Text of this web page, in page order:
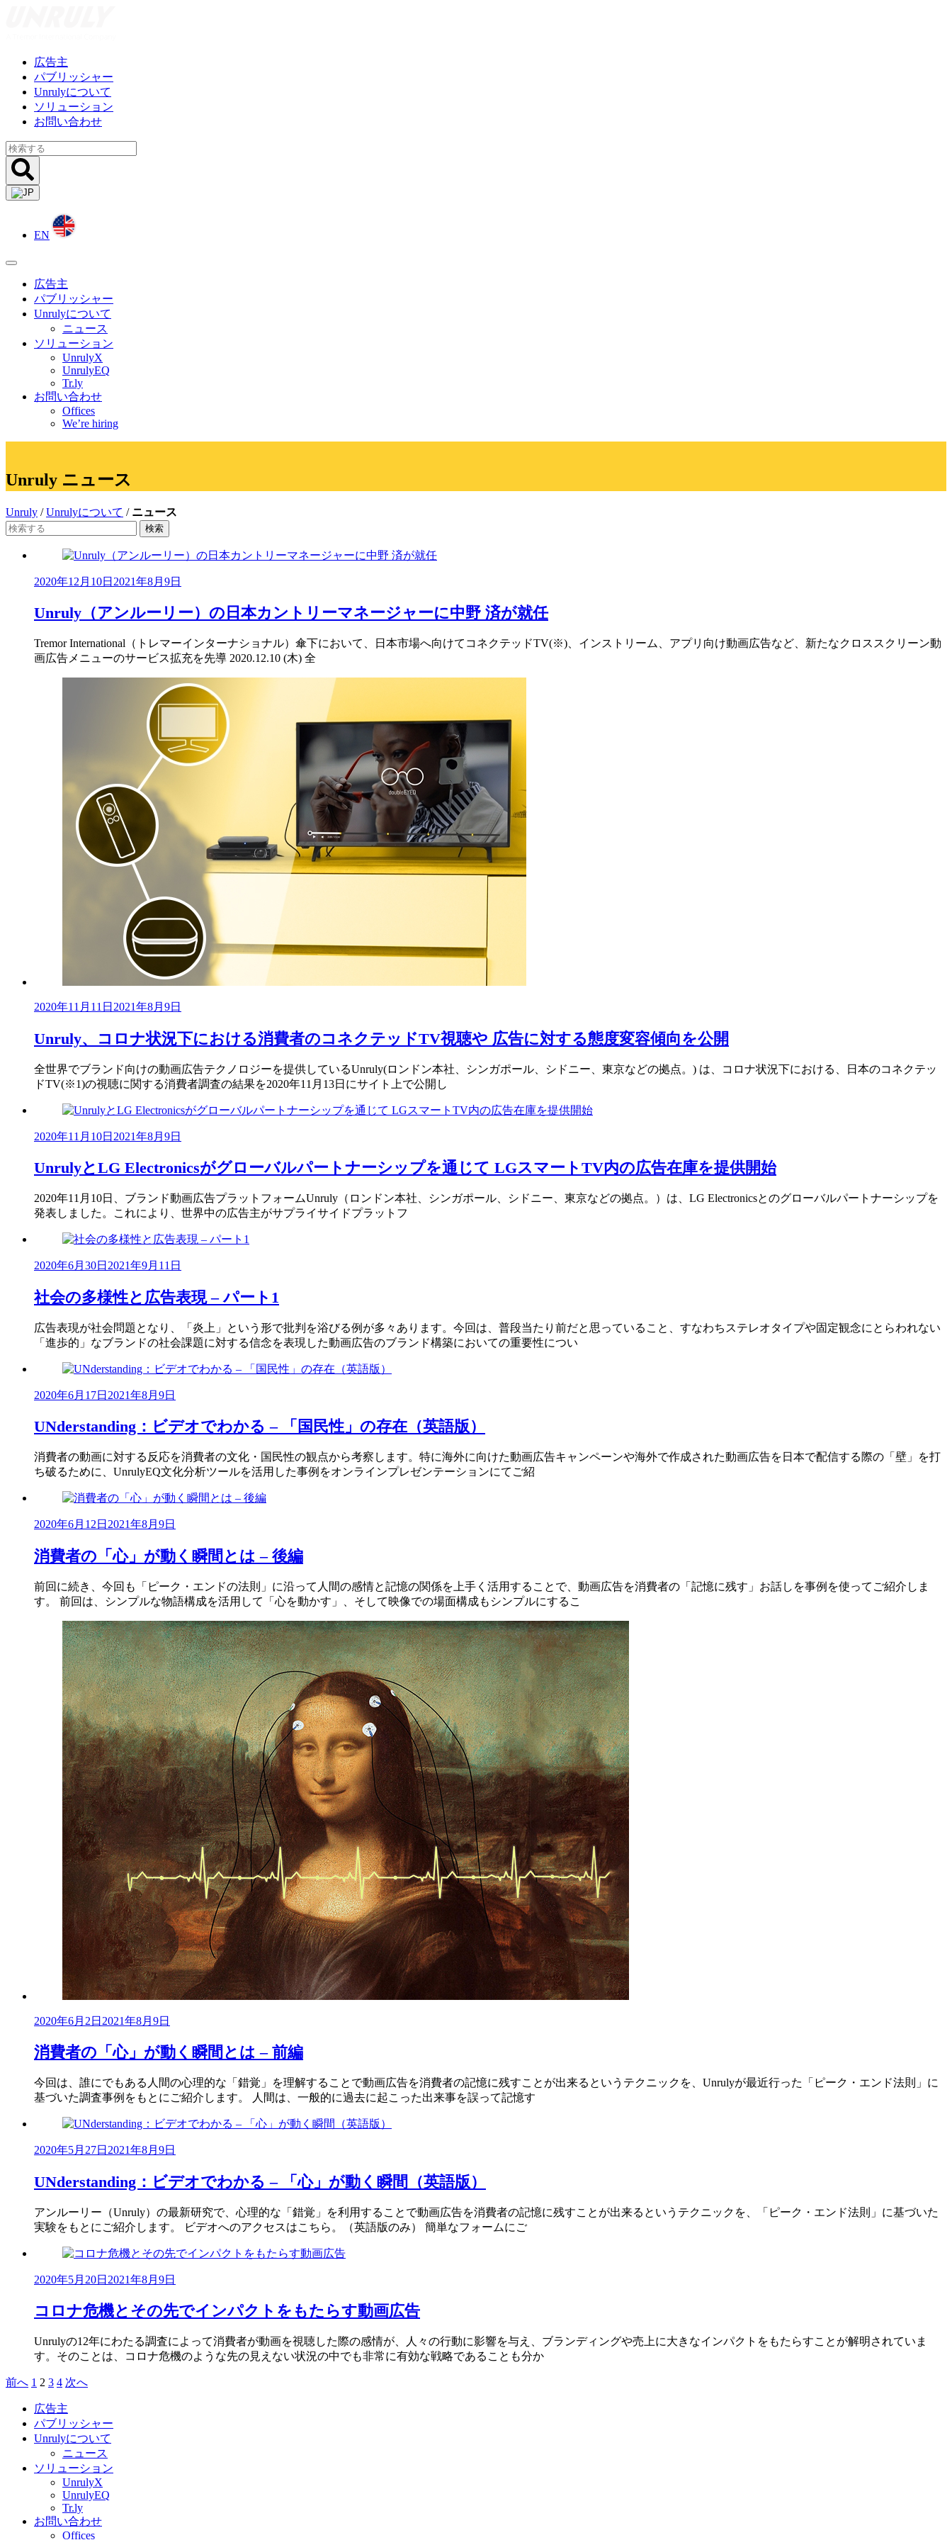
広告主
パブリッシャー
Unrulyについて
ソリューション
お問い合わせ
EN
広告主
パブリッシャー
Unrulyについて
ニュース
ソリューション
UnrulyX
UnrulyEQ
Tr.ly
お問い合わせ
Offices
We’re hiring
Unruly ニュース
Unruly /Unrulyについて / ニュース
検
2020年12月10日 2021年8月9日
Unruly（アンルーリー）の日本カントリーマネージャーに中野 済が就任
Tremor International（トレマーインターナショナル）傘下において、日本市場へ向けてコネクテッドTV(※)、インストリーム、アプリ向け動画広告など、新たなクロススクリーン動
画広告メニューのサービス拡充を先導 2020.12.10 (木) 全
2020年11月11日 2021年8月9日
Unruly、コロナ状況下における消費者のコネクテッドTV視聴や 広告に対する態度変容傾向を公開
全世界でブランド向けの動画広告テクノロジーを提供しているUnruly(ロンドン本社、シンガポール、シドニー、東京などの拠点。) は、コロナ状況下における、日本のコネクテッ
ドTV(※1)の視聴に関する消費者調査の結果を2020年11月13日にサイト上で公開し
2020年11月10日 2021年8月9日
UnrulyとLG Electronicsがグローバルパートナーシップを通じて LGスマートTV内の広告在庫を提供開始
2020年11月10日、ブランド動画広告プラットフォームUnruly（ロンドン本社、シンガポール、シドニー、東京などの拠点。）は、LG Electronicsとのグローバルパートナーシップを
発表しました。これにより、世界中の広告主がサプライサイドプラットフ
2020年6月30日 2021年9月11日
社会の多様性と広告表現 – パート1
広告表現が社会問題となり、「炎上」という形で批判を浴びる例が多々あります。今回は、普段当たり前だと思っていること、すなわちステレオタイプや固定観念にとらわれない
「進歩的」なブランドの社会課題に対する信念を表現した動画広告のブランド構築においての重要性につい
2020年6月17日 2021年8月9日
UNderstanding：ビデオでわかる – 「国民性」の存在（英語版）
消費者の動画に対する反応を消費者の文化・国民性の観点から考察します。特に海外に向けた動画広告キャンペーンや海外で作成された動画広告を日本で配信する際の「壁」を打
ち破るために、UnrulyEQ文化分析ツールを活用した事例をオンラインプレゼンテーションにてご紹
2020年6月12日 2021年8月9日
消費者の「心」が動く瞬間とは – 後編
前回に続き、今回も「ピーク・エンドの法則」に沿って人間の感情と記憶の関係を上手く活用することで、動画広告を消費者の「記憶に残す」お話しを事例を使ってご紹介しま
す。 前回は、シンプルな物語構成を活用して「心を動かす」、そして映像での場面構成もシンプルにするこ
2020年6月2日 2021年8月9日
消費者の「心」が動く瞬間とは – 前編
今回は、誰にでもある人間の心理的な「錯覚」を理解することで動画広告を消費者の記憶に残すことが出来るというテクニックを、Unrulyが最近行った「ピーク・エンド法則」に
基づいた調査事例をもとにご紹介します。 人間は、一般的に過去に起こった出来事を誤って記憶す
2020年5月27日 2021年8月9日
UNderstanding：ビデオでわかる – 「心」が動く瞬間（英語版）
アンルーリー（Unruly）の最新研究で、心理的な「錯覚」を利用することで動画広告を消費者の記憶に残すことが出来るというテクニックを、「ピーク・エンド法則」に基づいた
実験をもとにご紹介します。 ビデオへのアクセスはこちら。（英語版のみ） 簡単なフォームにご
2020年5月20日 2021年8月9日
コロナ危機とその先でインパクトをもたらす動画広告
Unrulyの12年にわたる調査によって消費者が動画を視聴した際の感情が、人々の行動に影響を与え、ブランディングや売上に大きなインパクトをもたらすことが解明されていま
す。そのことは、コロナ危機のような先の見えない状況の中でも非常に有効な戦略であることも分か
Posts
pagination
前へ 1 2 3 4 次へ
広告主
パブリッシャー
Unrulyについて
ニュース
ソリューション
UnrulyX
UnrulyEQ
Tr.ly
お問い合わせ
Offices